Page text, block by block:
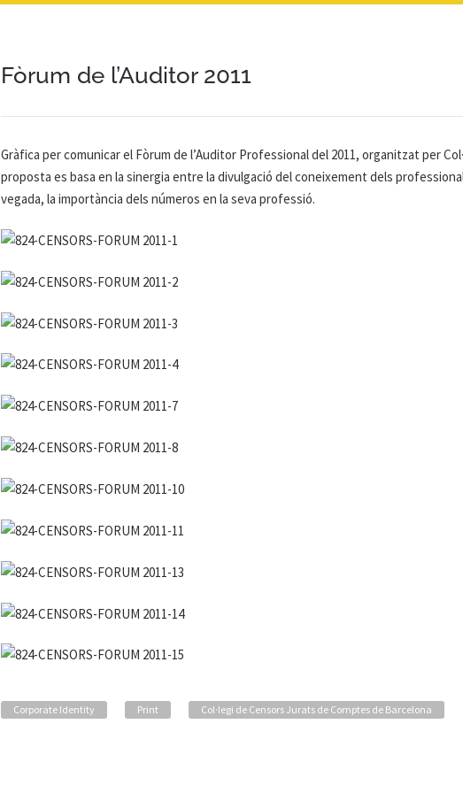
Fòrum de l’Auditor 2011
Gràfica per comunicar el Fòrum de l’Auditor Professional del 2011, organitzat per
proposta es basa en la sinergia entre la divulgació del coneixement dels
vegada, la importància dels números en la seva professió.
Corporate Identity Print Col·legi de Censors Jurats de Comptes de Barcelona